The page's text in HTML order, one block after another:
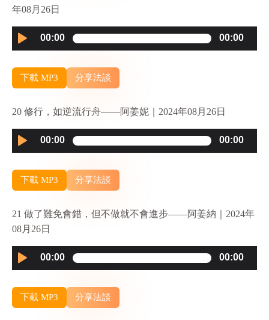
年08月26日
Audio
Player
00:00 00:00
下載 MP3 分享法談
20 修行，如逆流行舟——阿姜妮｜2024年08月26日
Audio
Player
00:00 00:00
下載 MP3 分享法談
21 做了難免會錯，但不做就不會進步——阿姜納｜2024年
08月26日
Audio
Player
00:00 00:00
下載 MP3 分享法談